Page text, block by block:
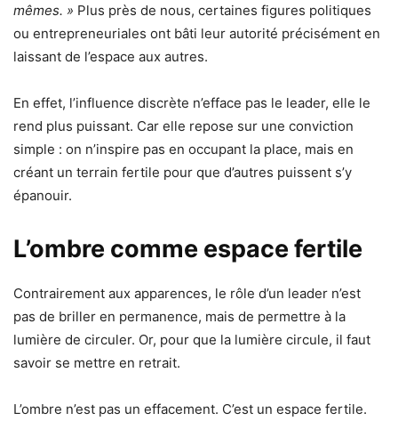
mêmes. » Plus près de nous, certaines figures politiques
ou entrepreneuriales ont bâti leur autorité précisément en
laissant de l’espace aux autres.
En effet, l’influence discrète n’efface pas le leader, elle le
rend plus puissant. Car elle repose sur une conviction
simple : on n’inspire pas en occupant la place, mais en
créant un terrain fertile pour que d’autres puissent s’y
épanouir.
L’ombre comme espace fertile
Contrairement aux apparences, le rôle d’un leader n’est
pas de briller en permanence, mais de permettre à la
lumière de circuler. Or, pour que la lumière circule, il faut
savoir se mettre en retrait.
L’ombre n’est pas un effacement. C’est un espace fertile.